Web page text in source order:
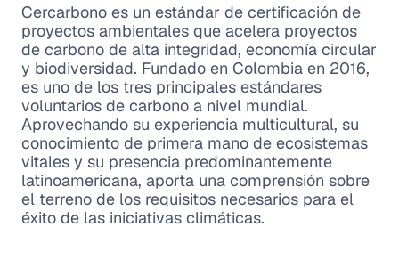
Cercarbono es un estándar de certificación de
proyectos ambientales que acelera proyectos
de carbono de alta integridad, economía circular
y biodiversidad. Fundado en Colombia en 2016,
es uno de los tres principales estándares
voluntarios de carbono a nivel mundial.
Aprovechando su experiencia multicultural, su
conocimiento de primera mano de ecosistemas
vitales y su presencia predominantemente
latinoamericana, aporta una comprensión sobre
el terreno de los requisitos necesarios para el
éxito de las iniciativas climáticas.